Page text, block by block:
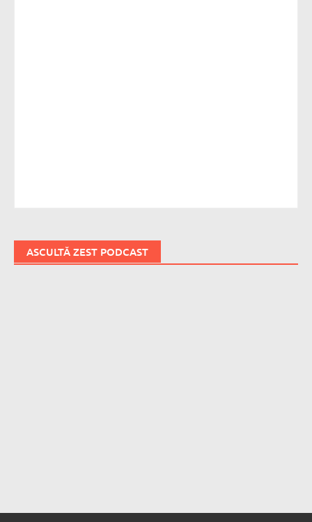
ASCULTĂ ZEST PODCAST